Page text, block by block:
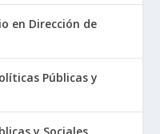
en Dirección de
Públicas y